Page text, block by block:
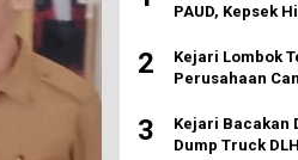
PAUD, Kepsek
2
Kejari Lombok
Perusahaan
Wisata
3
Kejari Bacakan
Dump Truck